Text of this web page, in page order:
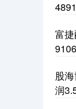
富
股
润